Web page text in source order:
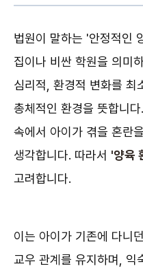
법원이 말하는 '안정적인
집이나 비싼 학원을 의미
심리적, 환경적 변화를 최
총체적인 환경을 뜻합니
속에서 아이가 겪을 혼란
생각합니다. 따라서 '양육
고려합니다.
이는 아이가 기존에 다니
교우 관계를 유지하며, 익